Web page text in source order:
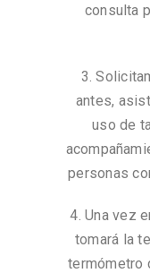
consulta
3.
antes,
uso de
personas
4. Una vez
tomará la
termómetro